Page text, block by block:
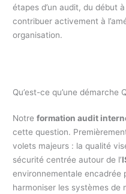
étapes d’un audit, du début
contribuer activement à
organisation.
Qu’est-ce qu’une démarche
Notreformation audit
cette question.
volets majeurs : la qualité
sécurité centrée autour de l’
environnementale encadrée
harmoniser les systèmes de